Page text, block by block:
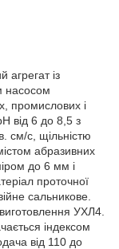
агрегат із
насосом
промислових і
від 6 до 8,5 з
см/с, щільністю
абразивних
до 6 мм і
проточної
сальникове.
УХЛ4.
індексом
від 110 до